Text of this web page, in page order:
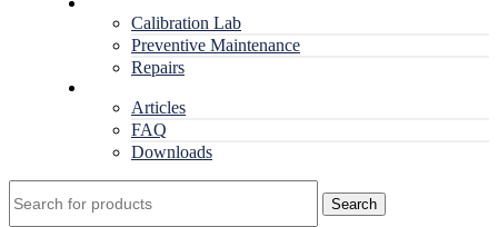
Calibration Lab
Preventive Maintenance
Repairs
Articles
FAQ
Downloads
Search